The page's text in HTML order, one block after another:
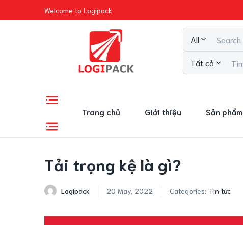
Welcome to Logipack
All
Tất cả
Trang chủ Giới thiệu Sản phẩm
Tải trọng kệ là gì?
Logipack 20 May, 2022 Categories: Tin tức